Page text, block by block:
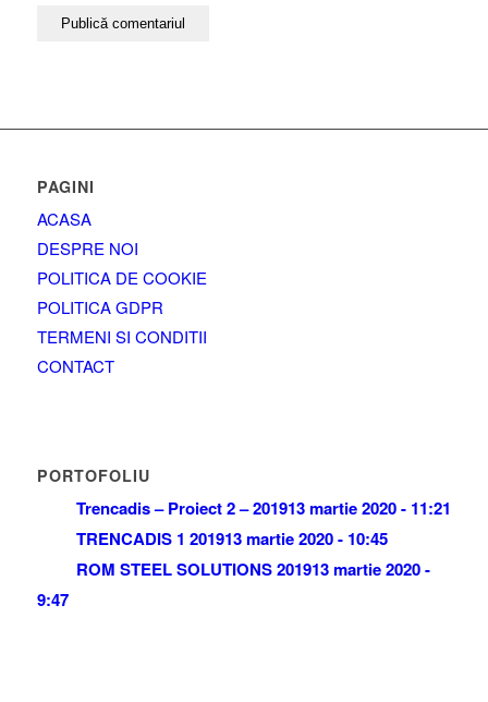
PAGINI
ACASA
DESPRE NOI
POLITICA DE COOKIE
POLITICA GDPR
TERMENI SI CONDITII
CONTACT
PORTOFOLIU
Trencadis – Proiect 2 – 201913 martie 2020 - 11:21
TRENCADIS 1 201913 martie 2020 - 10:45
ROM STEEL SOLUTIONS 201913 martie 2020 -
9:47